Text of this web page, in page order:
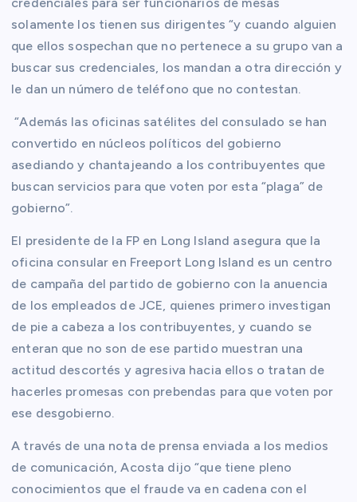
solamente los tienen sus dirigentes “y cuando alguien
que ellos sospechan que no pertenece a su grupo van a
buscar sus credenciales, los mandan a otra dirección y
le dan un número de teléfono que no contestan.
“Además las oficinas satélites del consulado se han
convertido en núcleos políticos del gobierno
asediando y chantajeando a los contribuyentes que
buscan servicios para que voten por esta “plaga” de
gobierno”.
El presidente de la FP en Long Island asegura que la
oficina consular en Freeport Long Island es un centro
de campaña del partido de gobierno con la anuencia
de los empleados de JCE, quienes primero investigan
de pie a cabeza a los contribuyentes, y cuando se
enteran que no son de ese partido muestran una
actitud descortés y agresiva hacia ellos o tratan de
hacerles promesas con prebendas para que voten por
ese desgobierno.
A través de una nota de prensa enviada a los medios
de comunicación, Acosta dijo “que tiene pleno
conocimientos que el fraude va en cadena con el